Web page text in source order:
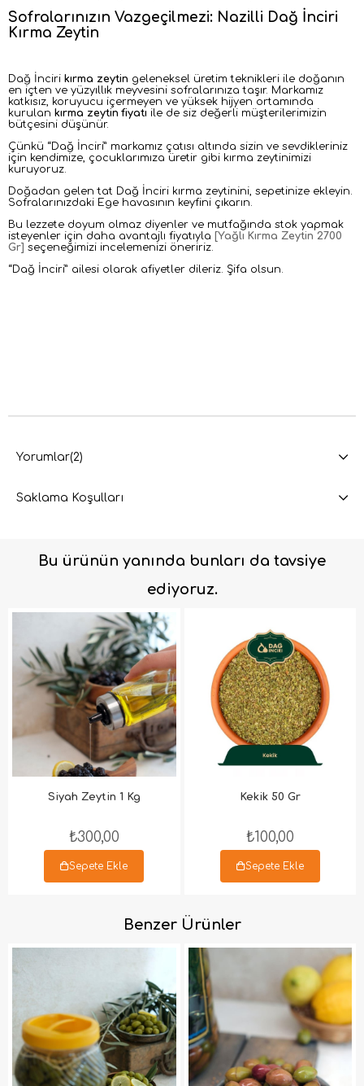
Sofralarınızın Vazgeçilmezi: Nazilli Dağ İnciri
Kırma Zeytin
Dağ İnciri kırma zeytin geleneksel üretim teknikleri ile doğanın
en içten ve yüzyıllık meyvesini sofralarınıza taşır. Markamız
katkısız, koruyucu içermeyen ve yüksek hijyen ortamında
kurulan kırma zeytin fiyatı ile de siz değerli müşterilerimizin
bütçesini düşünür.
Çünkü “Dağ İnciri” markamız çatısı altında sizin ve sevdikleriniz
için kendimize, çocuklarımıza üretir gibi kırma zeytinimizi
kuruyoruz.
Doğadan gelen tat Dağ İnciri kırma zeytinini, sepetinize ekleyin.
Sofralarınızdaki Ege havasının keyfini çıkarın.
Bu lezzete doyum olmaz diyenler ve mutfağında stok yapmak
isteyenler için daha avantajlı fiyatıyla [Yağlı Kırma Zeytin 2700
Gr] seçeneğimizi incelemenizi öneririz.
“Dağ İnciri” ailesi olarak afiyetler dileriz. Şifa olsun.
Yorumlar(2)
Saklama Koşulları
Bu ürünün yanında bunları da tavsiye
ediyoruz.
Siyah Zeytin 1 Kg
₺300,00
Sepete Ekle
Kekik 50 Gr
₺100,00
Sepete Ekle
Benzer Ürünler